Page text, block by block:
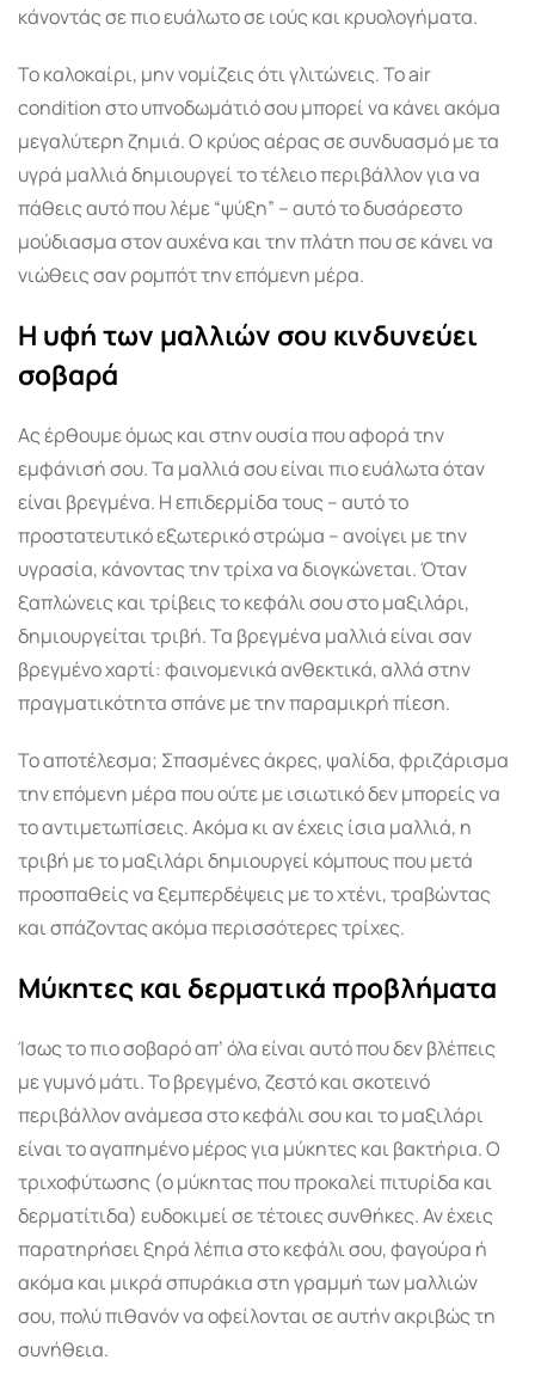
κάνοντάς σε πιο ευάλωτο σε ιούς και κρυολογήματα.
Το καλοκαίρι, μην νομίζεις ότι γλιτώνεις. Το air
condition στο υπνοδωμάτιό σου μπορεί να κάνει ακόμα
μεγαλύτερη ζημιά. Ο κρύος αέρας σε συνδυασμό με τα
υγρά μαλλιά δημιουργεί το τέλειο περιβάλλον για να
πάθεις αυτό που λέμε “ψύξη” – αυτό το δυσάρεστο
μούδιασμα στον αυχένα και την πλάτη που σε κάνει να
νιώθεις σαν ρομπότ την επόμενη μέρα.
Η υφή των μαλλιών σου κινδυνεύει
σοβαρά
Ας έρθουμε όμως και στην ουσία που αφορά την
εμφάνισή σου. Τα μαλλιά σου είναι πιο ευάλωτα όταν
είναι βρεγμένα. Η επιδερμίδα τους – αυτό το
προστατευτικό εξωτερικό στρώμα – ανοίγει με την
υγρασία, κάνοντας την τρίχα να διογκώνεται. Όταν
ξαπλώνεις και τρίβεις το κεφάλι σου στο μαξιλάρι,
δημιουργείται τριβή. Τα βρεγμένα μαλλιά είναι σαν
βρεγμένο χαρτί: φαινομενικά ανθεκτικά, αλλά στην
πραγματικότητα σπάνε με την παραμικρή πίεση.
Το αποτέλεσμα; Σπασμένες άκρες, ψαλίδα, φριζάρισμα
την επόμενη μέρα που ούτε με ισιωτικό δεν μπορείς να
το αντιμετωπίσεις. Ακόμα κι αν έχεις ίσια μαλλιά, η
τριβή με το μαξιλάρι δημιουργεί κόμπους που μετά
προσπαθείς να ξεμπερδέψεις με το χτένι, τραβώντας
και σπάζοντας ακόμα περισσότερες τρίχες.
Μύκητες και δερματικά προβλήματα
Ίσως το πιο σοβαρό απ’ όλα είναι αυτό που δεν βλέπεις
με γυμνό μάτι. Το βρεγμένο, ζεστό και σκοτεινό
περιβάλλον ανάμεσα στο κεφάλι σου και το μαξιλάρι
είναι το αγαπημένο μέρος για μύκητες και βακτήρια. Ο
τριχοφύτωσης (ο μύκητας που προκαλεί πιτυρίδα και
δερματίτιδα) ευδοκιμεί σε τέτοιες συνθήκες. Αν έχεις
παρατηρήσει ξηρά λέπια στο κεφάλι σου, φαγούρα ή
ακόμα και μικρά σπυράκια στη γραμμή των μαλλιών
σου, πολύ πιθανόν να οφείλονται σε αυτήν ακριβώς τη
συνήθεια.